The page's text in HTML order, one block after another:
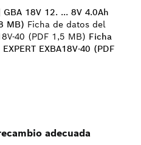
18V 12. ... 8V 4.0Ah
MB) Ficha de datos del
40 (PDF 1,5 MB) Ficha
EXBA18V-40 (PDF
adecuada